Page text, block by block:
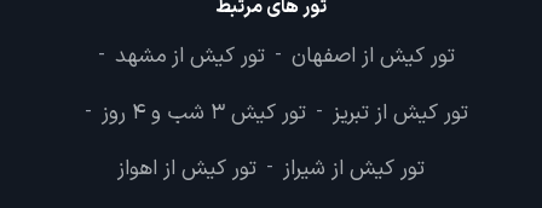
تور های مرتبط
تور کیش از اصفهان - تور کیش از مشهد -
تور کیش از تبریز - تور کیش 3 شب و 4 روز -
تور کیش از شیراز - تور کیش از اهواز